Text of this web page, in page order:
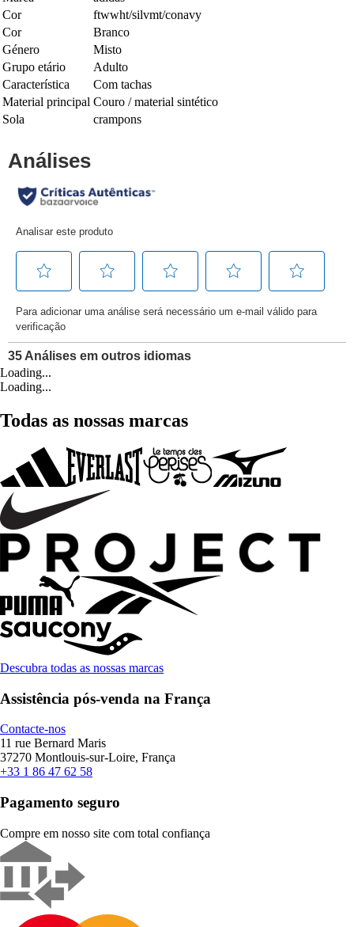
Cor
ftwwht/silvmt/conavy
Cor
Branco
Género
Misto
Grupo etário
Adulto
Característica
Com tachas
Material principal Couro / material sintético
Sola
crampons
Loading...
Loading...
Todas as nossas marcas
Descubra todas as nossas marcas
Assistência pós-venda na França
Contacte-nos
11 rue Bernard Maris
37270 Montlouis-sur-Loire, França
+33 1 86 47 62 58
Pagamento seguro
Compre em nosso site com total confiança